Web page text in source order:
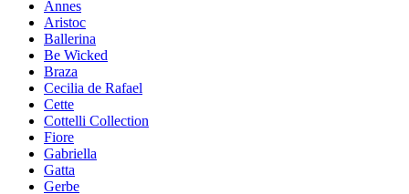
Annes
Aristoc
Ballerina
Be Wicked
Braza
Cecilia de Rafael
Cette
Cottelli Collection
Fiore
Gabriella
Gatta
Gerbe